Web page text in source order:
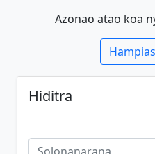
Azonao atao koa
Hiditra